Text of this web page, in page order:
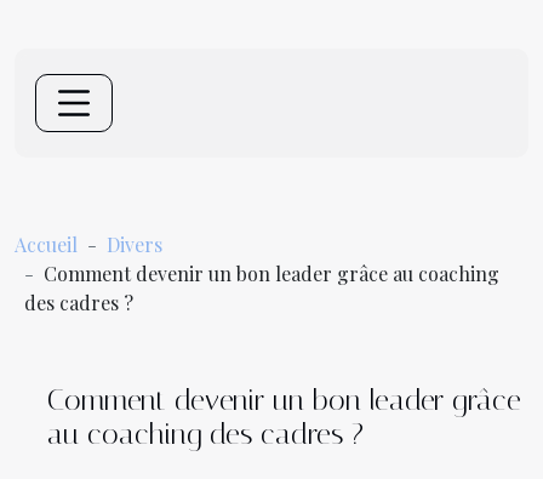
Accueil
Divers
Comment devenir un bon leader grâce au coaching
des cadres ?
Comment devenir un bon leader grâce
au coaching des cadres ?